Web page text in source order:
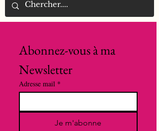
Abonnez-vous à ma
Newsletter
Adresse mail *
Je m'abonne